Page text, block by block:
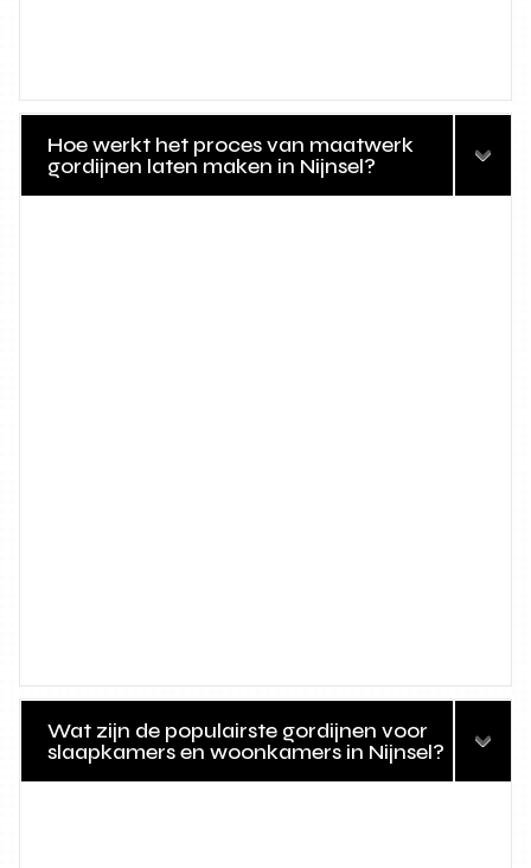
Hoe werkt het proces van maatwerk
gordijnen laten maken in Nijnsel?
Wat zijn de populairste gordijnen voor
slaapkamers en woonkamers in Nijnsel?